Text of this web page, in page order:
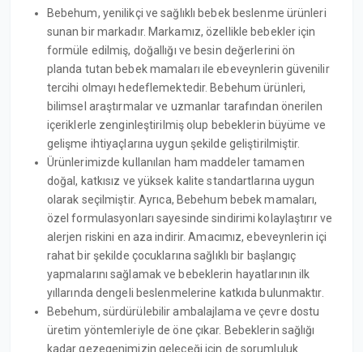
Bebehum, yenilikçi ve sağlıklı bebek beslenme ürünleri
sunan bir markadır. Markamız, özellikle bebekler için
formüle edilmiş, doğallığı ve besin değerlerini ön
planda tutan bebek mamaları ile ebeveynlerin güvenilir
tercihi olmayı hedeflemektedir. Bebehum ürünleri,
bilimsel araştırmalar ve uzmanlar tarafından önerilen
içeriklerle zenginleştirilmiş olup bebeklerin büyüme ve
gelişme ihtiyaçlarına uygun şekilde geliştirilmiştir.
Ürünlerimizde kullanılan ham maddeler tamamen
doğal, katkısız ve yüksek kalite standartlarına uygun
olarak seçilmiştir. Ayrıca, Bebehum bebek mamaları,
özel formulasyonları sayesinde sindirimi kolaylaştırır ve
alerjen riskini en aza indirir. Amacımız, ebeveynlerin içi
rahat bir şekilde çocuklarına sağlıklı bir başlangıç
yapmalarını sağlamak ve bebeklerin hayatlarının ilk
yıllarında dengeli beslenmelerine katkıda bulunmaktır.
Bebehum, sürdürülebilir ambalajlama ve çevre dostu
üretim yöntemleriyle de öne çıkar. Bebeklerin sağlığı
kadar gezegenimizin geleceği için de sorumluluk